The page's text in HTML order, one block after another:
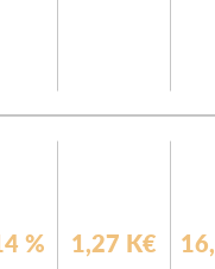
% 1,27 K€